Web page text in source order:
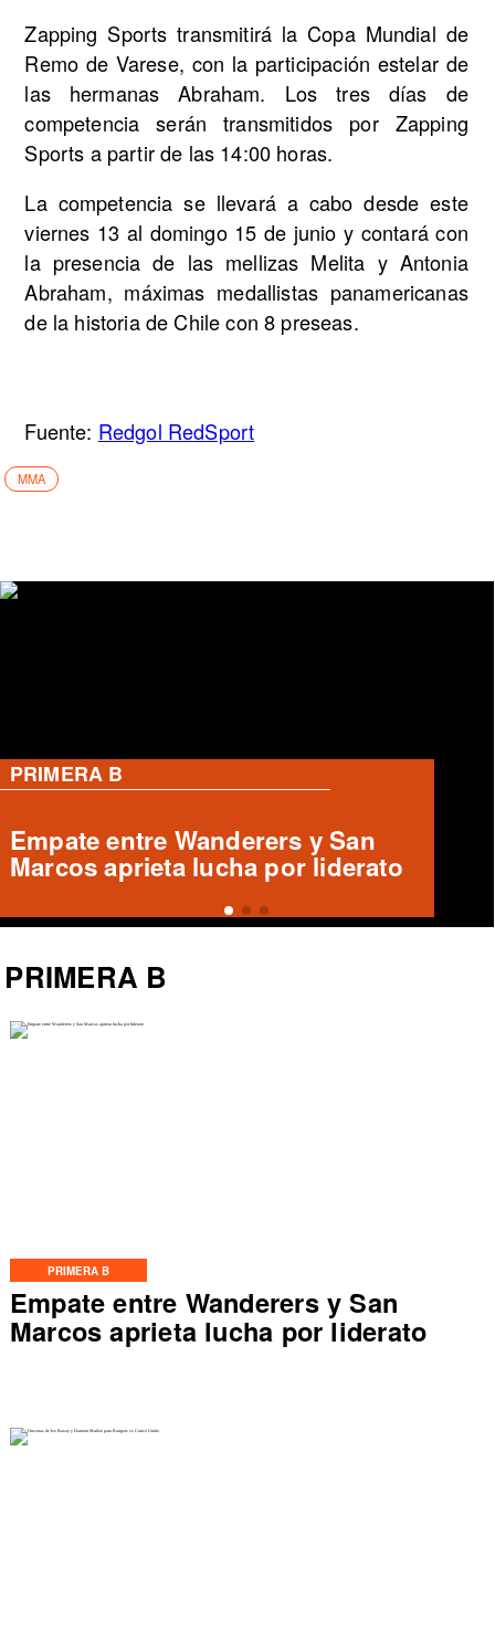
Zapping Sports transmitirá la Copa Mundial de
Remo de Varese, con la participación estelar de
las hermanas Abraham. Los tres días de
competencia serán transmitidos por Zapping
Sports a partir de las 14:00 horas.
La competencia se llevará a cabo desde este
viernes 13 al domingo 15 de junio y contará con
la presencia de las mellizas Melita y Antonia
Abraham, máximas medallistas panamericanas
de la historia de Chile con 8 preseas.
Fuente: Redgol RedSport
MMA
PRIMERA B
Empate entre Wanderers y San
Marcos aprieta lucha por liderato
RANGERS
Oncenas de Ivo Basay y Damián
Muñoz para Rangers vs Curicó
Unido
PRIMERA B